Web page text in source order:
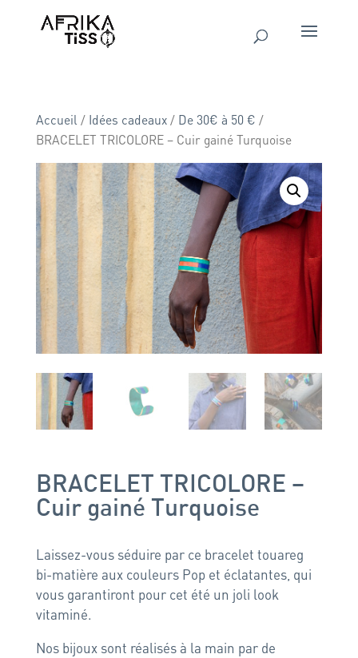
Accueil/ Idées cadeaux/ De 30€ à 50 € /
BRACELET TRICOLORE – Cuir gainé Turquoise
BRACELET TRICOLORE –
Cuir gainé Turquoise
Laissez-vous séduire par ce bracelet touareg
bi-matière aux couleurs Pop et éclatantes, qui
vous garantiront pour cet été un joli look
vitaminé.
Nos bijoux sont réalisés à la main par de